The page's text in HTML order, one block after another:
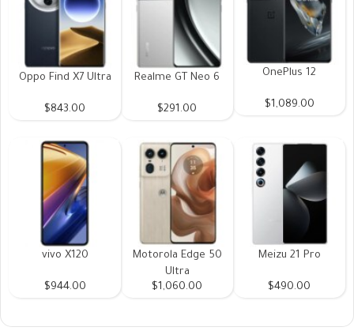
OnePlus 12
$1,089.00
Realme GT Neo 6
$291.00
Oppo Find X7 Ultra
$843.00
Meizu 21 Pro
$490.00
Motorola Edge 50
Ultra
$1,060.00
vivo X120
$944.00